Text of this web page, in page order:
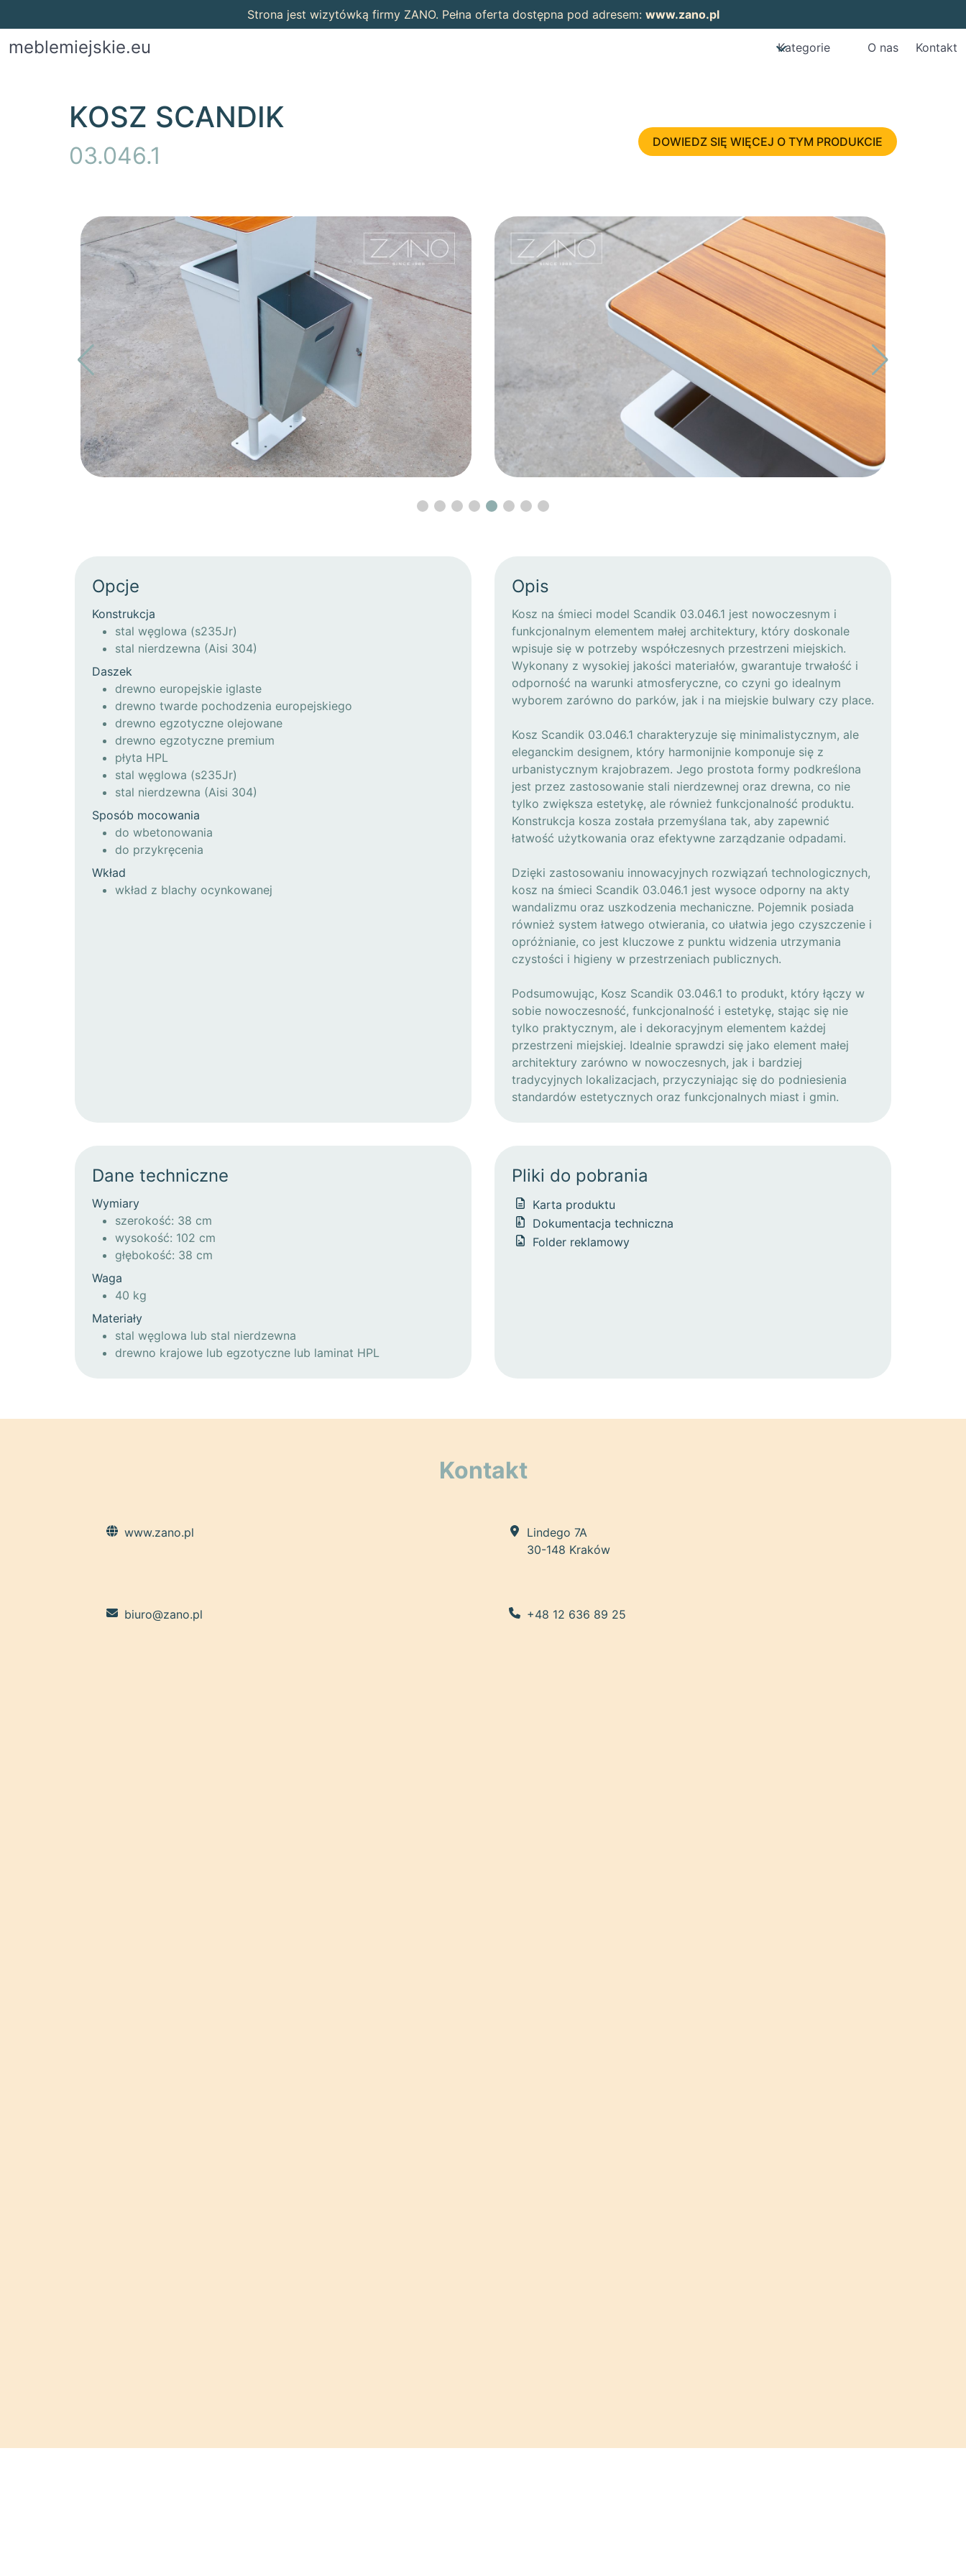
Strona jest wizytówką firmy ZANO. Pełna oferta dostępna pod adresem: www.zano.pl
meblemiejskie.eu Kategorie O nas Kontakt
KOSZ SCANDIK
03.046.1
DOWIEDZ SIĘ WIĘCEJ O TYM PRODUKCIE
Opcje
Konstrukcja
stal węglowa (s235Jr)
stal nierdzewna (Aisi 304)
Daszek
drewno europejskie iglaste
drewno twarde pochodzenia europejskiego
drewno egzotyczne olejowane
drewno egzotyczne premium
płyta HPL
stal węglowa (s235Jr)
stal nierdzewna (Aisi 304)
Sposób mocowania
do wbetonowania
do przykręcenia
Wkład
wkład z blachy ocynkowanej
Opis
Kosz na śmieci model Scandik 03.046.1 jest nowoczesnym i
funkcjonalnym elementem małej architektury, który doskonale
wpisuje się w potrzeby współczesnych przestrzeni miejskich.
Wykonany z wysokiej jakości materiałów, gwarantuje trwałość i
odporność na warunki atmosferyczne, co czyni go idealnym
wyborem zarówno do parków, jak i na miejskie bulwary czy place.
Kosz Scandik 03.046.1 charakteryzuje się minimalistycznym, ale
eleganckim designem, który harmonijnie komponuje się z
urbanistycznym krajobrazem. Jego prostota formy podkreślona
jest przez zastosowanie stali nierdzewnej oraz drewna, co nie
tylko zwiększa estetykę, ale również funkcjonalność produktu.
Konstrukcja kosza została przemyślana tak, aby zapewnić
łatwość użytkowania oraz efektywne zarządzanie odpadami.
Dzięki zastosowaniu innowacyjnych rozwiązań technologicznych,
kosz na śmieci Scandik 03.046.1 jest wysoce odporny na akty
wandalizmu oraz uszkodzenia mechaniczne. Pojemnik posiada
również system łatwego otwierania, co ułatwia jego czyszczenie i
opróżnianie, co jest kluczowe z punktu widzenia utrzymania
czystości i higieny w przestrzeniach publicznych.
Podsumowując, Kosz Scandik 03.046.1 to produkt, który łączy w
sobie nowoczesność, funkcjonalność i estetykę, stając się nie
tylko praktycznym, ale i dekoracyjnym elementem każdej
przestrzeni miejskiej. Idealnie sprawdzi się jako element małej
architektury zarówno w nowoczesnych, jak i bardziej
tradycyjnych lokalizacjach, przyczyniając się do podniesienia
standardów estetycznych oraz funkcjonalnych miast i gmin.
Dane techniczne
Wymiary
szerokość: 38 cm
wysokość: 102 cm
głębokość: 38 cm
Waga
40 kg
Materiały
stal węglowa lub stal nierdzewna
drewno krajowe lub egzotyczne lub laminat HPL
Pliki do pobrania
Karta produktu
Dokumentacja techniczna
Folder reklamowy
Kontakt
www.zano.pl
Lindego 7A
30-148 Kraków
biuro@zano.pl +48 12 636 89 25